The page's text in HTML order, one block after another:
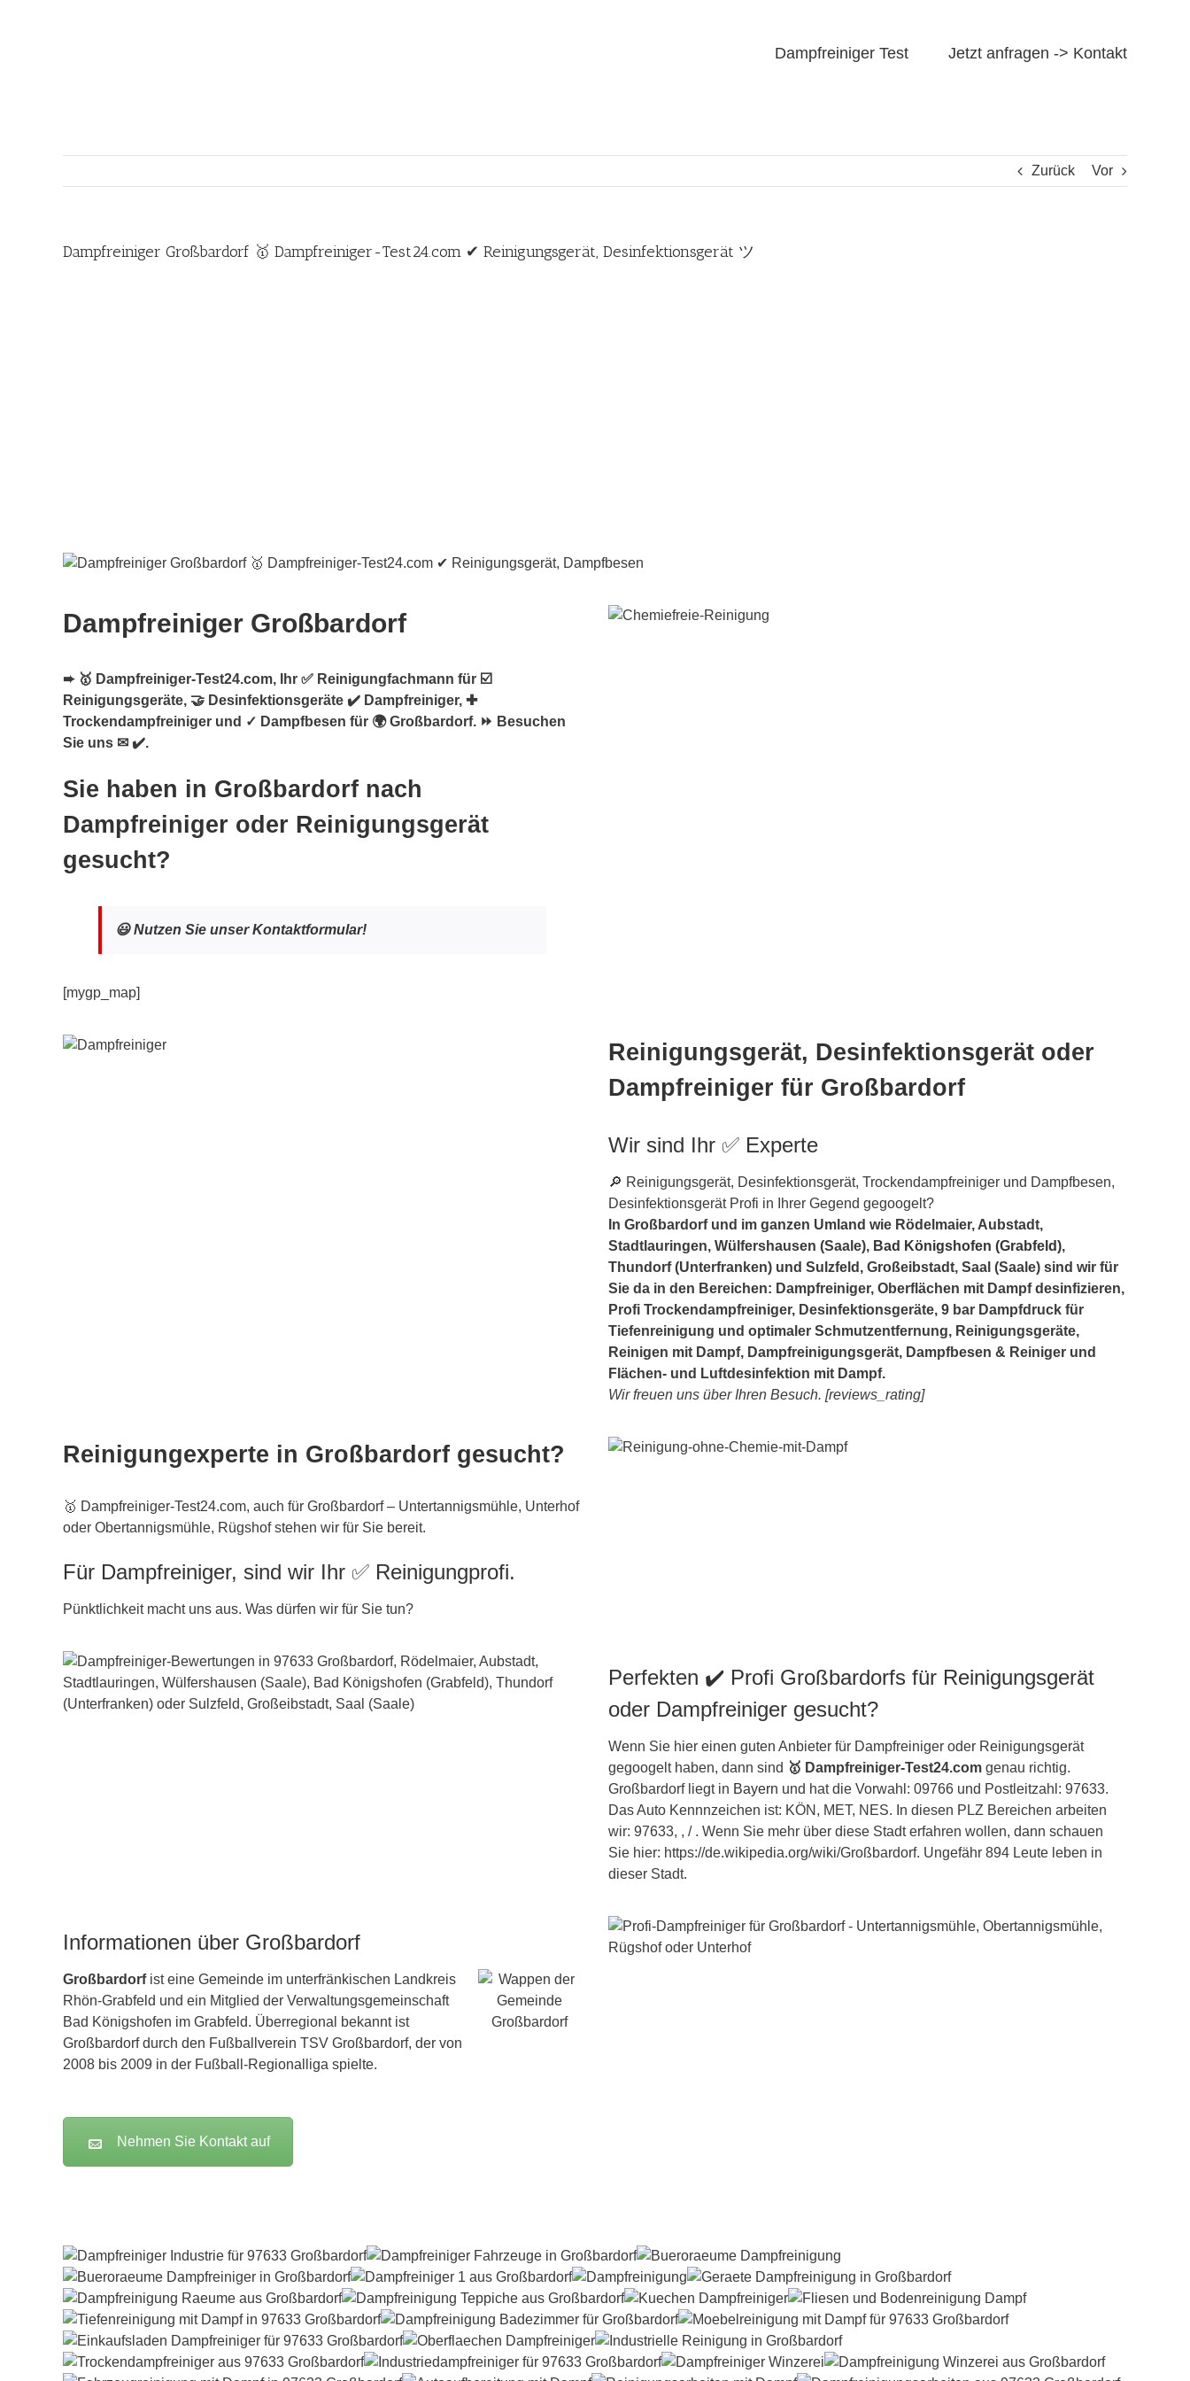
Dampfreiniger Test Jetzt anfragen -> Kontakt
Zurück Vor
Dampfreiniger Großbardorf 🥇 Dampfreiniger-Test24.com ✔ Reinigungsgerät, Desinfektionsgerät ツ
Dampfreiniger Großbardorf
➨ 🥇 Dampfreiniger-Test24.com, Ihr ✅ Reinigungfachmann für ☑️
Reinigungsgeräte, 🤝 Desinfektionsgeräte ✔️ Dampfreiniger, ✚
Trockendampfreiniger und ✓ Dampfbesen für 🌍 Großbardorf. ⏩ Besuchen
Sie uns ✉ ✔️.
Sie haben in Großbardorf nach
Dampfreiniger oder Reinigungsgerät
gesucht?
😃 Nutzen Sie unser Kontaktformular!
[mygp_map]
Reinigungsgerät, Desinfektionsgerät oder
Dampfreiniger für Großbardorf
Wir sind Ihr ✅ Experte
🔎 Reinigungsgerät, Desinfektionsgerät, Trockendampfreiniger und Dampfbesen,
Desinfektionsgerät Profi in Ihrer Gegend gegoogelt?
In Großbardorf und im ganzen Umland wie Rödelmaier, Aubstadt,
Stadtlauringen, Wülfershausen (Saale), Bad Königshofen (Grabfeld),
Thundorf (Unterfranken) und Sulzfeld, Großeibstadt, Saal (Saale) sind wir für
Sie da in den Bereichen: Dampfreiniger, Oberflächen mit Dampf desinfizieren,
Profi Trockendampfreiniger, Desinfektionsgeräte, 9 bar Dampfdruck für
Tiefenreinigung und optimaler Schmutzentfernung, Reinigungsgeräte,
Reinigen mit Dampf, Dampfreinigungsgerät, Dampfbesen & Reiniger und
Flächen- und Luftdesinfektion mit Dampf.
Wir freuen uns über Ihren Besuch. [reviews_rating]
Reinigungexperte in Großbardorf gesucht?
🥇 Dampfreiniger-Test24.com, auch für Großbardorf – Untertannigsmühle, Unterhof
oder Obertannigsmühle, Rügshof stehen wir für Sie bereit.
Für Dampfreiniger, sind wir Ihr ✅ Reinigungprofi.
Pünktlichkeit macht uns aus. Was dürfen wir für Sie tun?
Perfekten ✔️ Profi Großbardorfs für Reinigungsgerät
oder Dampfreiniger gesucht?
Wenn Sie hier einen guten Anbieter für Dampfreiniger oder Reinigungsgerät
gegoogelt haben, dann sind 🥇 Dampfreiniger-Test24.com genau richtig.
Großbardorf liegt in Bayern und hat die Vorwahl: 09766 und Postleitzahl: 97633.
Das Auto Kennnzeichen ist: KÖN, MET, NES. In diesen PLZ Bereichen arbeiten
wir: 97633, , / . Wenn Sie mehr über diese Stadt erfahren wollen, dann schauen
Sie hier: https://de.wikipedia.org/wiki/Großbardorf. Ungefähr 894 Leute leben in
dieser Stadt.
Informationen über Großbardorf
Großbardorfist eine Gemeinde im unterfränkischen Landkreis
Rhön-Grabfeld und ein Mitglied der Verwaltungsgemeinschaft
Bad Königshofen im Grabfeld. Überregional bekannt ist
Großbardorf durch den Fußballverein TSV Großbardorf, der von
2008 bis 2009 in der Fußball-Regionalliga spielte.
Nehmen Sie Kontakt auf